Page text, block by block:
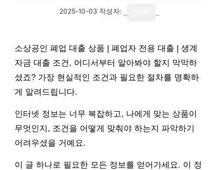
2025-10-03 작성자:
소상공인 폐업 대출 상품 | 폐업자 전용 대출 | 생계
자금 대출 조건, 어디서부터 알아봐야 할지 막막하
셨죠? 가장 현실적인 조건과 필요한 절차를 명확하
게 알려드립니다.
인터넷 정보는 너무 복잡하고, 나에게 맞는 상품이
무엇인지, 조건을 어떻게 맞춰야 하는지 파악하기
어려우셨을 거예요.
이 글 하나로 필요한 모든 정보를 얻어가세요. 이 정